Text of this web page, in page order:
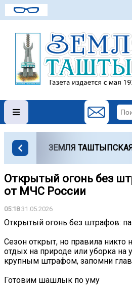
ЗЕМЛЯ
Открытый огонь без
от МЧС России
05:1831.05.2026
Открытый огонь без штрафов:
Сезон открыт, но правила никто
отдых на природе или уборка на
крупным штрафом, запомни
Готовим шашлык по уму